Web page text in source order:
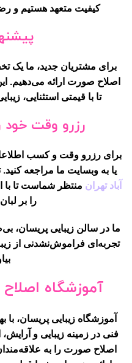
کیفیت متعهد هستیم و
اصلاح صورت ارائه می‌دهیم.
تا با قیمتی استثنایی،
رزرو وقت خود
برای رزرو وقت و کسب
یا به وبسایت ما مراجعه
آباد تهران منتظر شماست تا با
را بر
ما در سالن زیبایی پریسان،
تجربه‌ای فراموش‌نشدنی از
آموزشگاه
آموزشگاه زیبایی پریسان،
فنی در زمینه زیبایی و
اصلاح صورت را به